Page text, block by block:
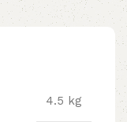
4.5 kg